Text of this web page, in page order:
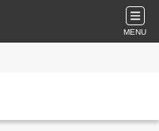
MENU